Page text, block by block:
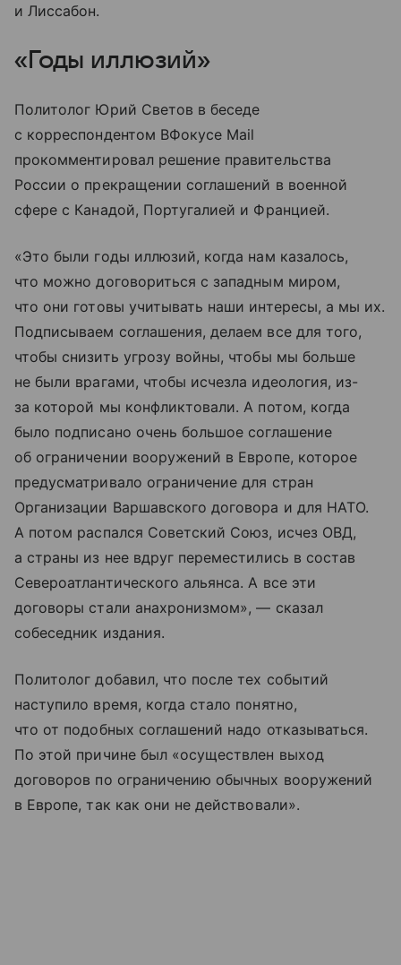
и Лиссабон.
«Годы иллюзий»
Политолог Юрий Светов в беседе
с корреспондентом ВФокусе Mail
прокомментировал решение правительства
России о прекращении соглашений в военной
сфере с Канадой, Португалией и Францией.
«Это были годы иллюзий, когда нам казалось,
что можно договориться с западным миром,
что они готовы учитывать наши интересы, а мы их.
Подписываем соглашения, делаем все для того,
чтобы снизить угрозу войны, чтобы мы больше
не были врагами, чтобы исчезла идеология, из-
за которой мы конфликтовали. А потом, когда
было подписано очень большое соглашение
об ограничении вооружений в Европе, которое
предусматривало ограничение для стран
Организации Варшавского договора и для НАТО.
А потом распался Советский Союз, исчез ОВД,
а страны из нее вдруг переместились в состав
Североатлантического альянса. А все эти
договоры стали анахронизмом», — сказал
собеседник издания.
Политолог добавил, что после тех событий
наступило время, когда стало понятно,
что от подобных соглашений надо отказываться.
По этой причине был «осуществлен выход
договоров по ограничению обычных вооружений
в Европе, так как они не действовали».